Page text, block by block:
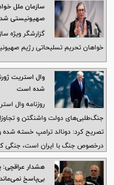
سازمان ملل
صهیونیستی شد
گزارشگر ویژه
خواهان تحریم تسلیحاتی رژیم
وال استریت
شده است
روزنامه وال
جنگ‌طلبی‌های دولت واشنگتن و
تصریح کرد: دونالد ترامپ خسته
درخصوص جنگ با ایران است، جنگی
نیست.
هشدار عراقچی:
بی‌پاسخ نمی‌ماند